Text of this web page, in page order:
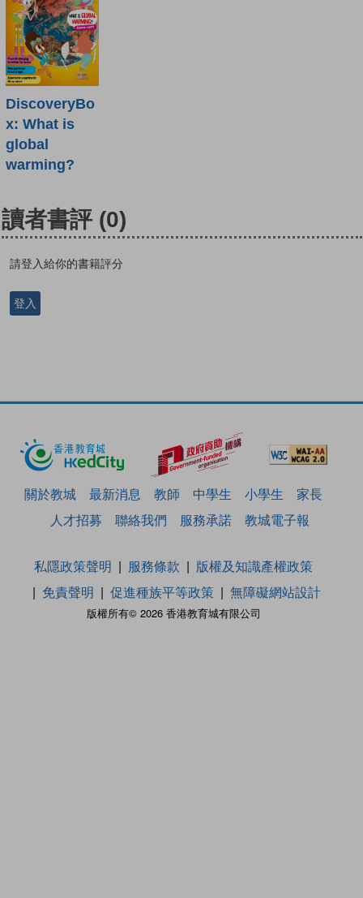
DiscoveryBo
x: What is
global
warming?
讀者書評 (0)
請登入給你的書籍評分
登入
關於教城 最新消息 教師 中學生 小學生
家長
人才招募
聯絡我們 服務承諾 教城電子報
版權所有© 2026 香港教育城有限公司
私隱政策聲明 服務條款
版權及知識產權政策
免責聲明
促進種族平等政策 無障礙網站設計